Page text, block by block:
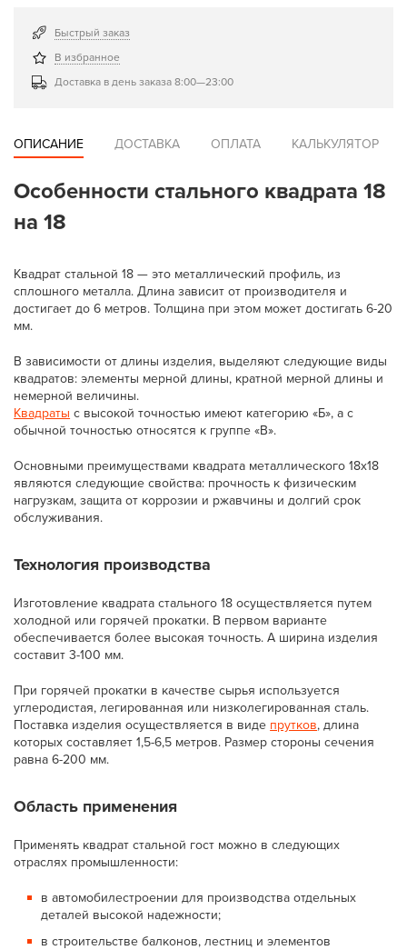
Быстрый заказ
В избранное
Доставка в день заказа 8:00—23:00
ОПИСАНИЕ ДОСТАВКА ОПЛАТА КАЛЬКУЛЯТОР
Особенности стального квадрата 18
на 18
Квадрат стальной 18 — это металлический профиль, из
сплошного металла. Длина зависит от производителя и
достигает до 6 метров. Толщина при этом может достигать 6-20
мм.
В зависимости от длины изделия, выделяют следующие виды
квадратов: элементы мерной длины, кратной мерной длины и
немерной величины.
Квадраты с высокой точностью имеют категорию «Б», а с
обычной точностью относятся к группе «В».
Основными преимуществами квадрата металлического 18х18
являются следующие свойства: прочность к физическим
нагрузкам, защита от коррозии и ржавчины и долгий срок
обслуживания.
Технология производства
Изготовление квадрата стального 18 осуществляется путем
холодной или горячей прокатки. В первом варианте
обеспечивается более высокая точность. А ширина изделия
составит 3-100 мм.
При горячей прокатки в качестве сырья используется
углеродистая, легированная или низколегированная сталь.
Поставка изделия осуществляется в виде прутков, длина
которых составляет 1,5-6,5 метров. Размер стороны сечения
равна 6-200 мм.
Область применения
Применять квадрат стальной гост можно в следующих
отраслях промышленности:
в автомобилестроении для производства отдельных
деталей высокой надежности;
в строительстве балконов, лестниц и элементов